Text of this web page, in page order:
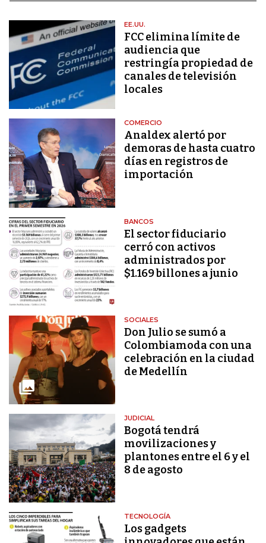
EE.UU.
FCC elimina límite de
audiencia que
restringía propiedad de
canales de televisión
locales
COMERCIO
Analdex alertó por
demoras de hasta cuatro
días en registros de
importación
BANCOS
El sector fiduciario
cerró con activos
administrados por
$1.169 billones a junio
SOCIALES
Don Julio se sumó a
Colombiamoda con una
celebración en la ciudad
de Medellín
JUDICIAL
Bogotá tendrá
movilizaciones y
plantones entre el 6 y el
8 de agosto
TECNOLOGÍA
Los gadgets